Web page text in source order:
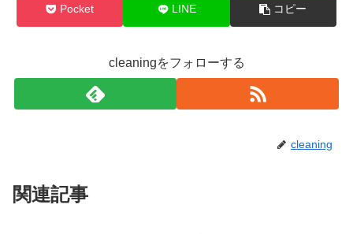
Pocket LINE コピー
cleaningをフォローする
cleaning
関連記事